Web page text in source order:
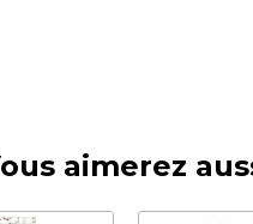
aimerez